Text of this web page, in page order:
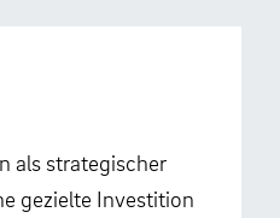
als strategischer
gezielte Investition